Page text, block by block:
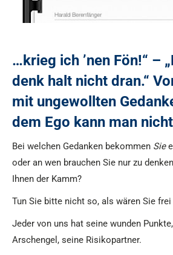
…krieg ich ’nen Fön!“ –
denk halt nicht dran.“
mit ungewollten
dem Ego kann man
Bei welchen Gedanken bekommen Sie
oder an wen brauchen Sie nur zu
Ihnen der Kamm?
Tun Sie bitte nicht so, als wären Sie
Jeder von uns hat seine wunden
Arschengel, seine Risikopartner.